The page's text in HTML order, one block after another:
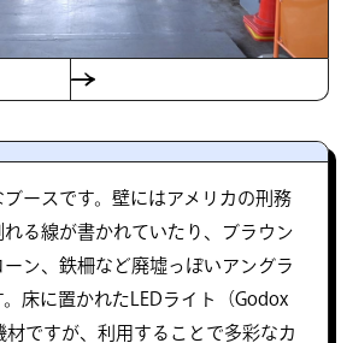
ースです。壁にはアメリカの刑務
る線が書かれていたり、ブラウン
ン、鉄柵など廃墟っぽいアングラ
床に置かれたLEDライト（Godox
材ですが、利用することで多彩なカ